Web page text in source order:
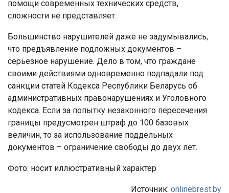
помощи современных технических средств,
сложности не представляет.
Большинство нарушителей даже не задумывались,
что предъявление подложных документов –
серьезное нарушение. Дело в том, что граждане
своими действиями одновременно подпадали под
санкции статей Кодекса Республики Беларусь об
административных правонарушениях и Уголовного
кодекса. Если за попытку незаконного пересечения
границы предусмотрен штраф до 100 базовых
величин, то за использование поддельных
документов – ограничение свободы до двух лет.
Фото: носит иллюстративный характер
Источник: onlinebrest.by